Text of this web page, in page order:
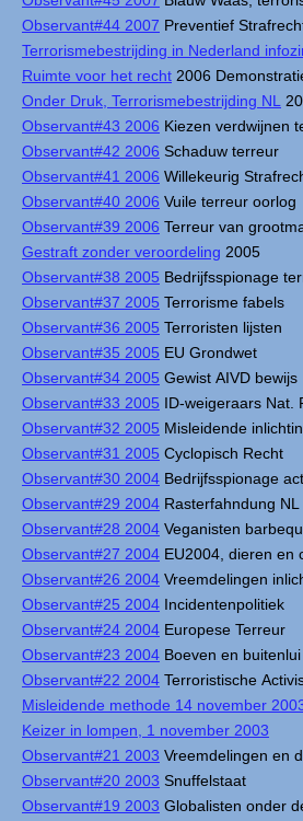
Observant#44 2007 Preventief
Terrorismebestrijding in Nederland
Ruimte voor het recht 2006
Onder Druk, Terrorismebestrijding NL
Observant#43 2006 Kiezen verdwijnen
Observant#42 2006 Schaduw terreur
Observant#41 2006 Willekeurig
Observant#40 2006 Vuile terreur oorlog
Observant#39 2006 Terreur van
Gestraft zonder veroordeling 2005
Observant#38 2005 Bedrijfsspionage
Observant#37 2005 Terrorisme fabels
Observant#36 2005 Terroristen lijsten
Observant#35 2005 EU Grondwet
Observant#34 2005 Gewist AIVD bewijs
Observant#33 2005 ID-weigeraars Nat.
Observant#32 2005 Misleidende
Observant#31 2005 Cyclopisch Recht
Observant#30 2004 Bedrijfsspionage
Observant#29 2004 Rasterfahndung NL
Observant#28 2004 Veganisten
Observant#27 2004 EU2004, dieren en
Observant#26 2004 Vreemdelingen
Observant#25 2004 Incidentenpolitiek
Observant#24 2004 Europese Terreur
Observant#23 2004 Boeven en buitenlui
Observant#22 2004 Terroristische
Misleidende methode 14 november
Keizer in lompen, 1 november 2003
Observant#21 2003 Vreemdelingen en
Observant#20 2003 Snuffelstaat
Observant#19 2003 Globalisten onder